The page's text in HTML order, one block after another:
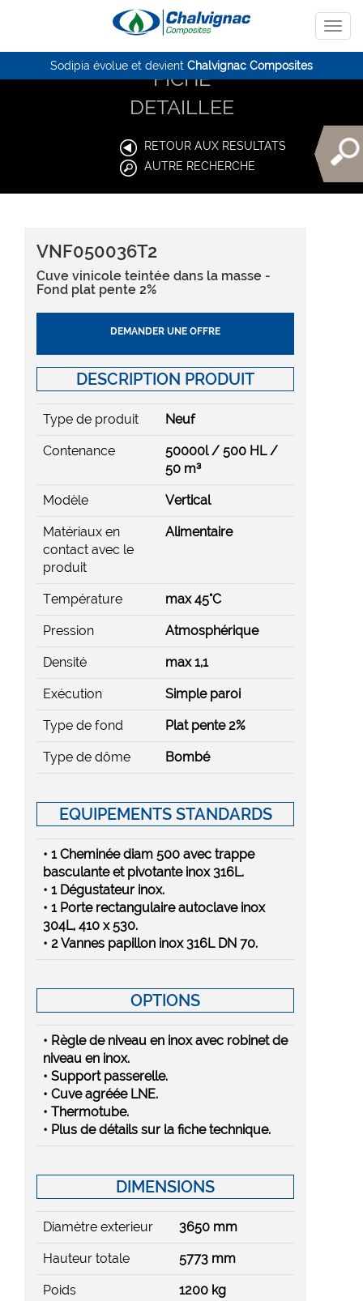
Sodipia évolue et devient Chalvignac Composites
FICHE
DETAILLEE
RETOUR AUX RESULTATS
AUTRE RECHERCHE
VNF050036T2
Cuve vinicole teintée dans la masse -
Fond plat pente 2%
DEMANDER UNE OFFRE
DESCRIPTION PRODUIT
Type de produit Neuf
Contenance
50000l / 500 HL /
50 m³
Modèle Vertical
Matériaux en
contact avec le
produit
Alimentaire
Température max 45°C
Pression Atmosphérique
Densité max 1,1
Exécution Simple paroi
Type de fond Plat pente 2%
Type de dôme Bombé
EQUIPEMENTS STANDARDS
• 1 Cheminée diam 500 avec trappe
basculante et pivotante inox 316L.
• 1 Dégustateur inox.
• 1 Porte rectangulaire autoclave inox
304L, 410 x 530.
• 2 Vannes papillon inox 316L DN 70.
OPTIONS
• Règle de niveau en inox avec robinet de
niveau en inox.
• Support passerelle.
• Cuve agréée LNE.
• Thermotube.
• Plus de détails sur la fiche technique.
DIMENSIONS
Diamètre exterieur 3650 mm
Hauteur totale 5773 mm
Poids 1200 kg